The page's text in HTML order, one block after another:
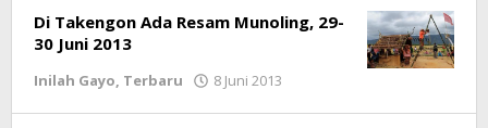
Di Takengon Ada Resam Munoling, 29-
30 Juni 2013
Inilah Gayo, Terbaru 8 Juni 2013